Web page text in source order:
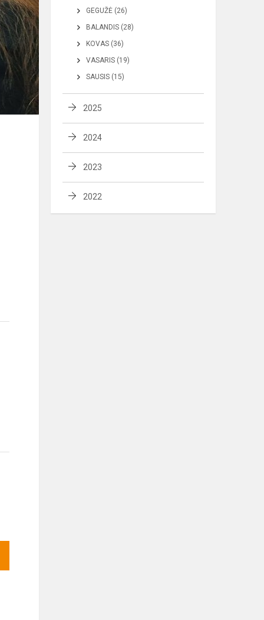
GEGUŽĖ (26)
BALANDIS (28)
KOVAS (36)
VASARIS (19)
SAUSIS (15)
2025
2024
2023
2022